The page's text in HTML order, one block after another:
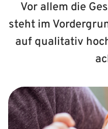
Vor allem die
steht im
auf qualitativ